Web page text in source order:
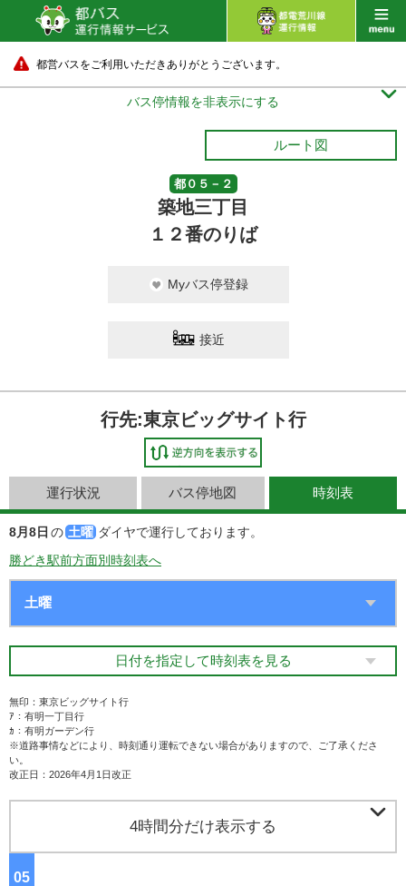
都営バスをご利用いただきありがとうございます。
バス停情報を非表示にする 
ルート図
都０５－２
築地三丁目
１２番のりば
Myバス停登録
接近
行先:東京ビッグサイト行
運行状況 バス停地図 時刻表
8月8日 の 土曜 ダイヤで運行しております。
勝どき駅前方面別時刻表へ
日付を指定して時刻表を見る
無印：東京ビッグサイト行
ｱ：有明一丁目行
ｶ：有明ガーデン行
※道路事情などにより、時刻通り運転できない場合がありますので、ご了承くださ
い。
改正日：2026年4月1日改正
4時間分だけ表示する 
05